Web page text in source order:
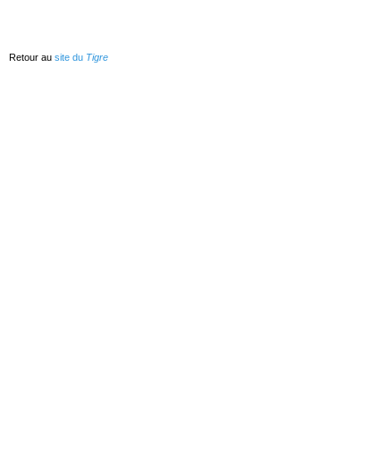
Retour au site du Tigre